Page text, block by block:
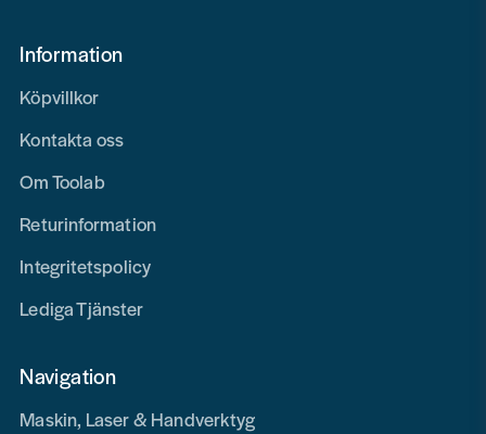
Information
Köpvillkor
Kontakta oss
Om Toolab
Returinformation
Integritetspolicy
Lediga Tjänster
Navigation
Maskin, Laser & Handverktyg